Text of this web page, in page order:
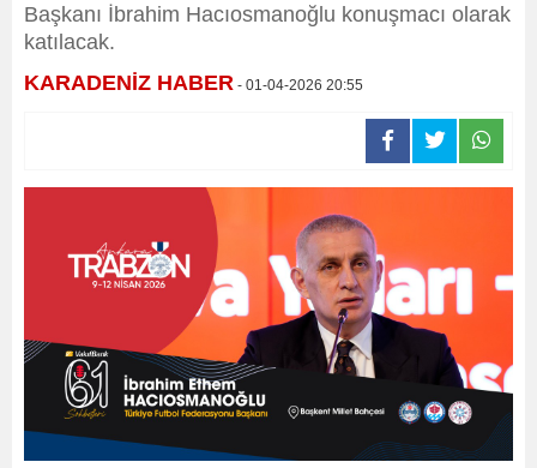
Başkanı İbrahim Hacıosmanoğlu konuşmacı olarak
katılacak.
KARADENİZ HABER - 01-04-2026 20:55